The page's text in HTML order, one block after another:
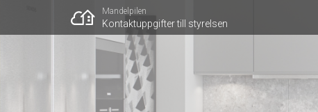
Mandelpilen
Kontaktuppgifter till styrelsen